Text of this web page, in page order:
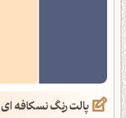
پالت رنگ نسکافه